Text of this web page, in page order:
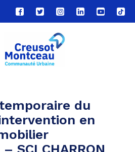
Lien
vers
compte
Facebook
Lien
vers
compte
Twitter
Lien
vers
le
compte
Lien
vers
Lien
vers
Lien
vers
du
en
SCI CHARRON